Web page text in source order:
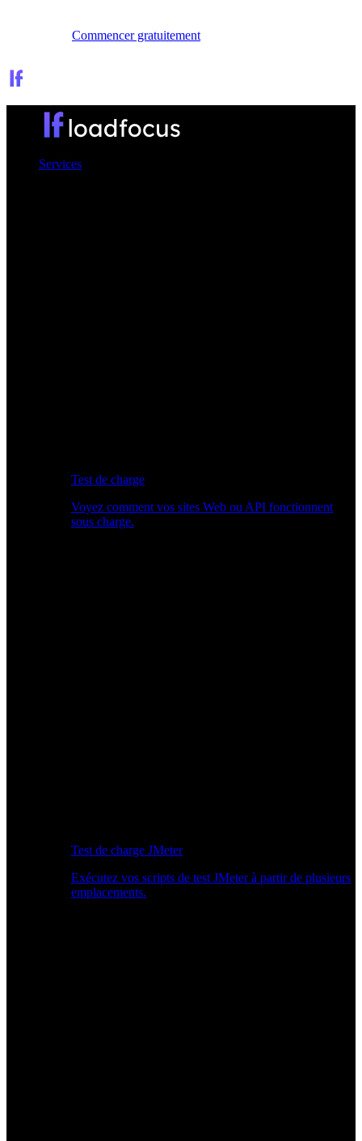
Commencer gratuitement
Services
Test de charge
Voyez comment vos sites Web ou API fonctionnent
sous charge.
Test de charge JMeter
Exécutez vos scripts de test JMeter à partir de plusieurs
emplacements.